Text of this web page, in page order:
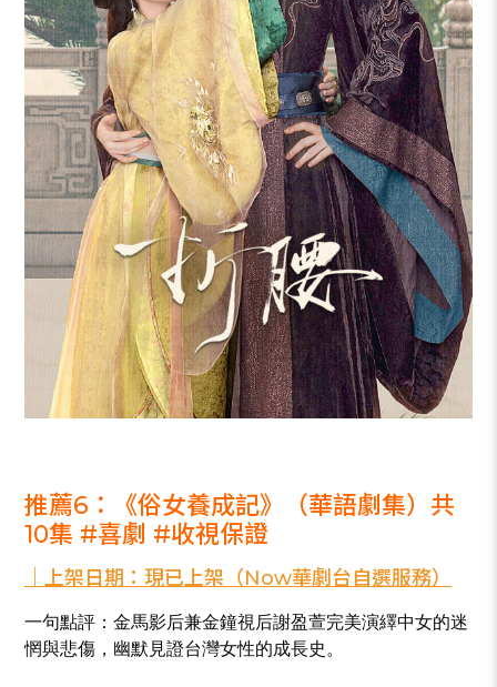
推薦6：《俗女養成記》（華語劇集）共
10集 #喜劇 #收視保證
｜上架日期：現已上架（Now華劇台自選服務）
一句點評：金馬影后兼金鐘視后謝盈萱完美演繹中女的迷
惘與悲傷，幽默見證台灣女性的成長史。